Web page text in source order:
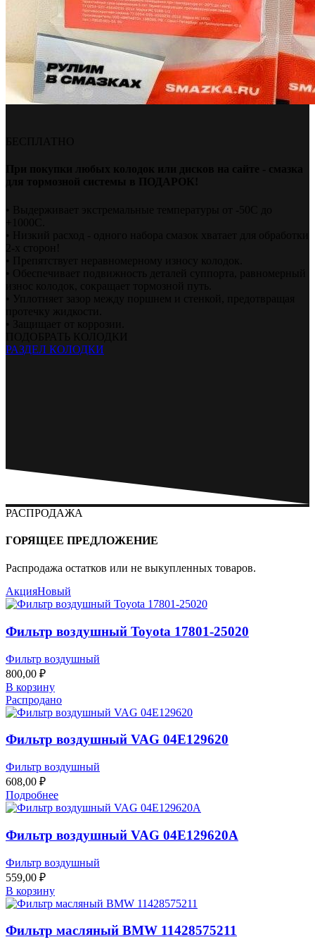
РАЗДЕЛ КОЛОДКИ
РАСПРОДАЖА
ГОРЯЩЕЕ ПРЕДЛОЖЕНИЕ
Распродажа остатков или не выкупленных товаров.
АкцияНовый
Фильтр воздушный Toyota 17801-25020
Фильтр воздушный
800,00 ₽
В корзину
Распродано
Фильтр воздушный VAG 04E129620
Фильтр воздушный
608,00 ₽
Подробнее
Фильтр воздушный VAG 04E129620A
Фильтр воздушный
559,00 ₽
В корзину
Фильтр масляный BMW 11428575211